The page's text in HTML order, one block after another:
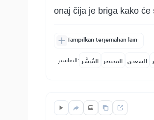
onaj čija je briga kako
Tampilkan terjemahan lain
التفاسير: المُيسَّر المختصر السعدي